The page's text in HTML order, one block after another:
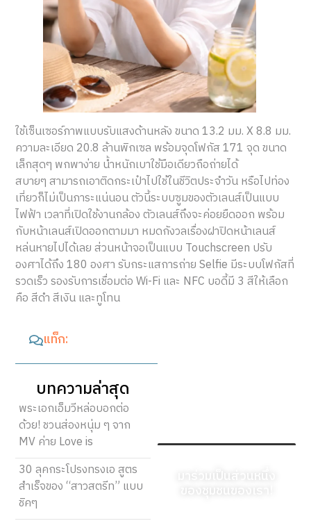
ใช้เซ็นเซอร์ภาพแบบรับแสงด้านหลัง ขนาด 13.2 มม. X 8.8 มม.
ความละเอียด 20.8 ล้านพิกเซล พร้อมจุดโฟกัส 171 จุด ขนาด
เล็กสุดๆ พกพาง่าย น้ำหนักเบาใช้มือเดียวถือถ่ายได้
สบายๆ สามารถเอาติดกระเป๋าไปใช้ในชีวิตประจำวัน หรือไปท่อง
เที่ยวก็ไม่เป็นภาระแน่นอน ตัวนี้ระบบซูมของตัวเลนส์เป็นแบบ
ไฟฟ้า เวลาที่เปิดใช้งานกล้อง ตัวเลนส์ถึงจะค่อยยืดออก พร้อม
กับหน้าเลนส์เปิดออกตามมา หมดกังวลเรื่องฝาปิดหน้าเลนส์
หล่นหายไปได้เลย ส่วนหน้าจอเป็นแบบ Touchscreen ปรับ
องศาได้ถึง 180 องศา รับกระแสการถ่าย Selfie มีระบบโฟกัสที่
รวดเร็ว รองรับการเชื่อมต่อ Wi-Fi และ NFC บอดี้มี 3 สีให้เลือก
คือ สีดำ สีเงิน และทูโทน
แท็ก:
บทความล่าสุด
พระเอกเอ็มวีหล่อบอกต่อ
ด้วย! ชวนส่องหนุ่ม ๆ จาก
MV ค่าย Love is
30 ลุคกระโปรงทรงเอ สูตร
สำเร็จของ “สาวสตรีท” แบบ
ชิคๆ